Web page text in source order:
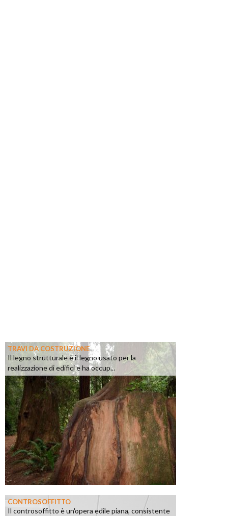
TRAVI DA COSTRUZIONE
Il legno strutturale è il legno usato per la
realizzazione di edifici e ha occup...
CONTROSOFFITTO
Il controsoffitto è un'opera edile piana, consistente